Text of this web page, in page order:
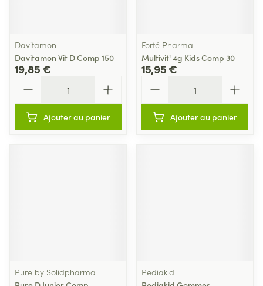
Davitamon
Davitamon Vit D Comp 150
19,85 €
Ajouter au panier
Forté Pharma
Multivit' 4g Kids Comp 30
15,95 €
Ajouter au panier
Pure by Solidpharma
Pediakid